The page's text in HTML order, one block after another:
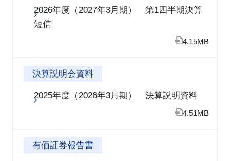
2026年度（2027年3月期） 第1四半期決算
短信
4.15MB
決算説明会資料
2025年度（2026年3月期） 決算説明資料
4.51MB
有価証券報告書